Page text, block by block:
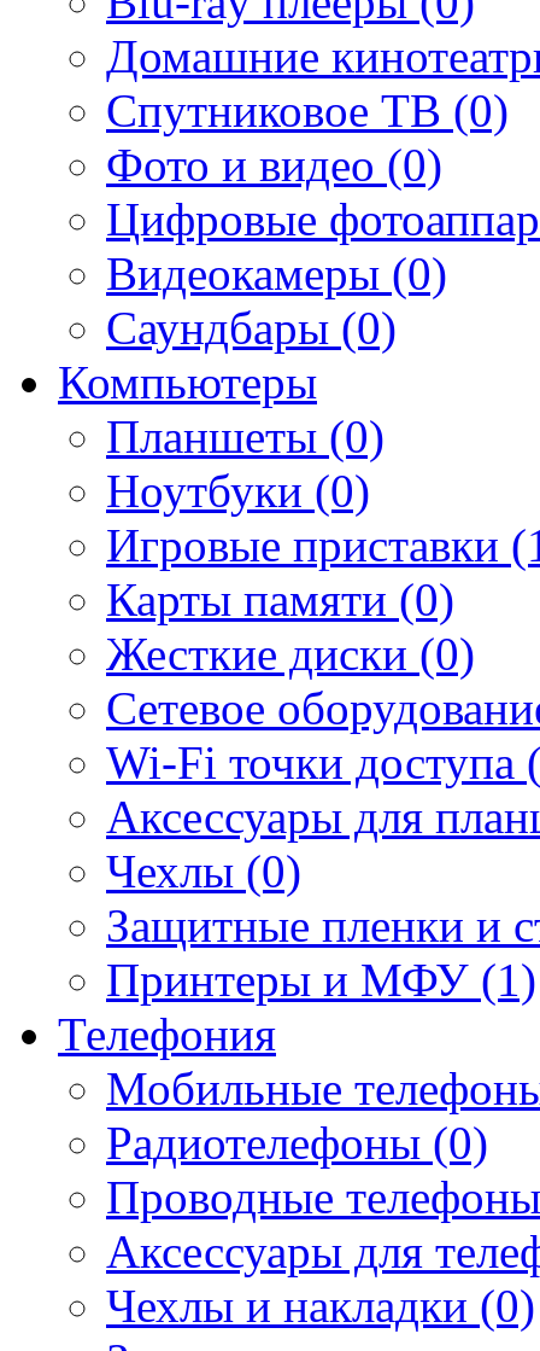
Домашние
Спутниковое ТВ (0)
Фото и видео (0)
Цифровые
Видеокамеры (0)
Саундбары (0)
Компьютеры
Планшеты (0)
Ноутбуки (0)
Игровые приставки
Карты памяти (0)
Жесткие диски (0)
Сетевое
Wi-Fi точки доступа
Аксессуары для
Чехлы (0)
Защитные пленки и
Принтеры и МФУ (1)
Телефония
Мобильные
Радиотелефоны (0)
Проводные
Аксессуары для
Чехлы и накладки (0)